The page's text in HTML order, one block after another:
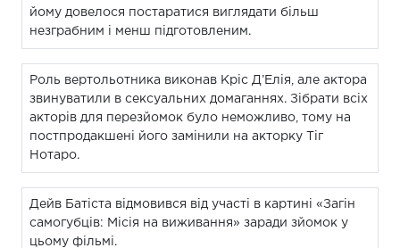
йому довелося постаратися виглядати більш
незграбним і менш підготовленим.
Роль вертольотника виконав Кріс Д’Елія, але актора
звинуватили в сексуальних домаганнях. Зібрати всіх
акторів для перезйомок було неможливо, тому на
постпродакшені його замінили на акторку Тіг
Нотаро.
Дейв Батіста відмовився від участі в картині «Загін
самогубців: Місія на виживання» заради зйомок у
цьому фільмі.